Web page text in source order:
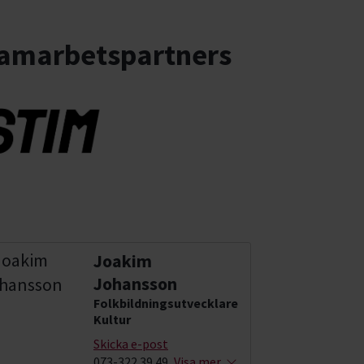
Joakim
Johansson
Folkbildningsutvecklare
Kultur
Skicka e-post